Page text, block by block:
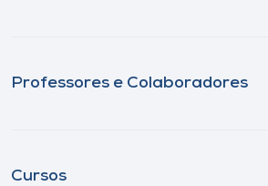
Professores e Colaboradores
Cursos